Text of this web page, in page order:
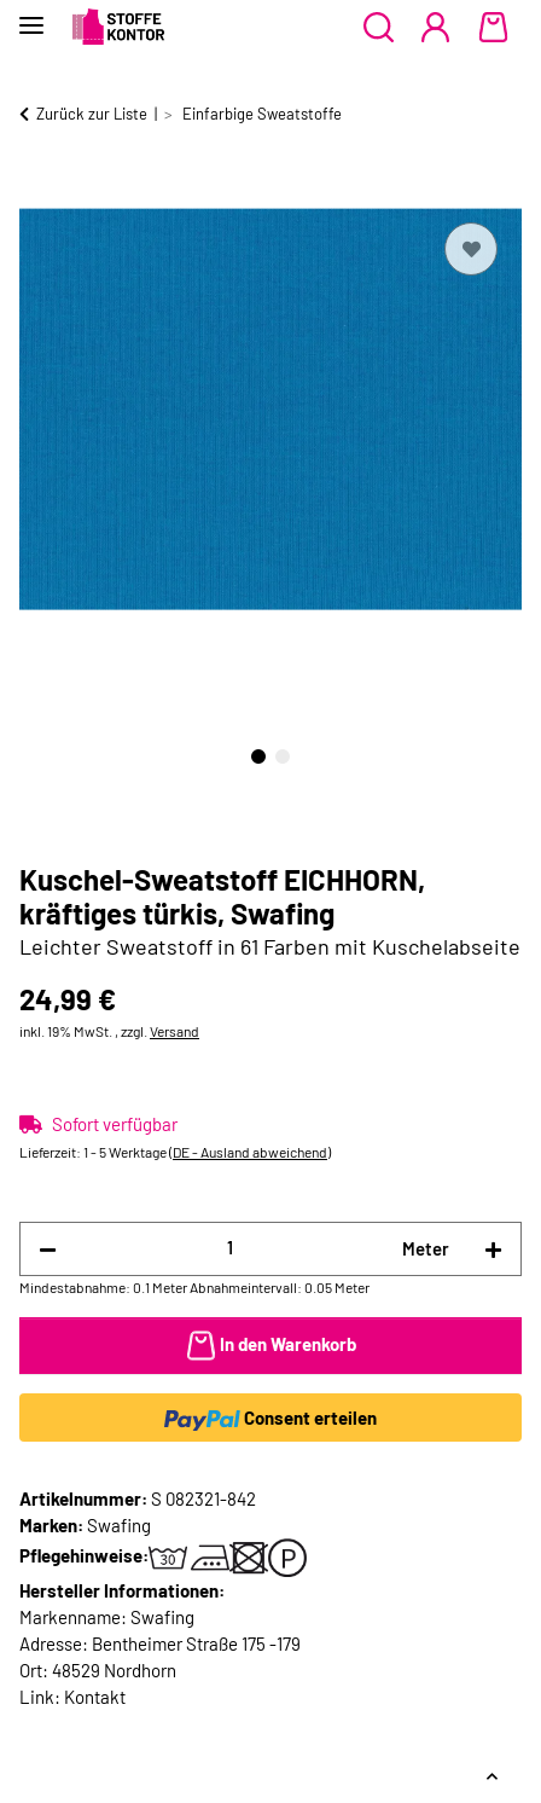
Zurück zur Liste Einfarbige Sweatstoffe
Kuschel-Sweatstoff EICHHORN,
kräftiges türkis, Swafing
Leichter Sweatstoff in 61 Farben mit Kuschelabseite
24,99 €
inkl. 19% MwSt. , zzgl. Versand
Sofort verfügbar
Lieferzeit: 1 - 5 Werktage(DE - Ausland abweichend)
Meter
Mindestabnahme: 0.1 Meter Abnahmeintervall: 0.05 Meter
In den Warenkorb
Consent erteilen
Artikelnummer: S 082321-842
Marken: Swafing
Pflegehinweise:
Hersteller Informationen:
Markenname: Swafing
Adresse: Bentheimer Straße 175 -179
Ort: 48529 Nordhorn
Link: Kontakt